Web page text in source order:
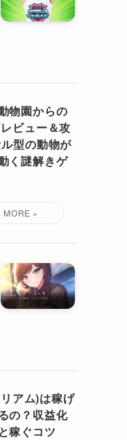
物園からの
ビュー＆攻
型の動物が
く謎解きゲ
アム)は稼げ
の？収益化
稼ぐコツ